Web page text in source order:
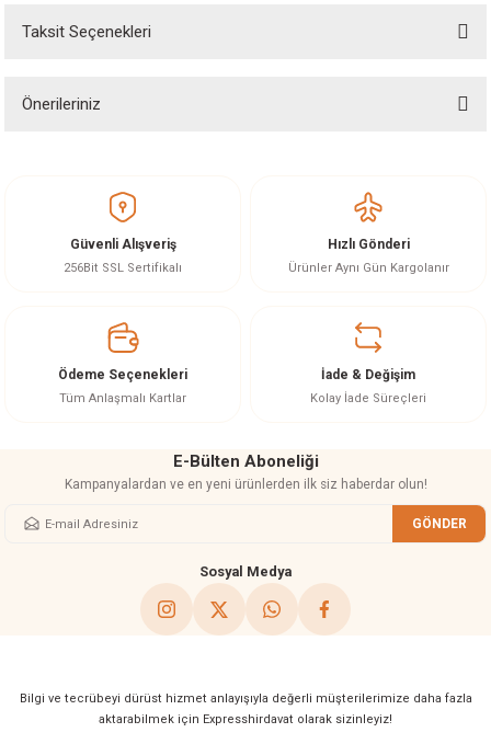
Ürün hakkında henüz soru sorulmamış.
Taksit Seçenekleri
Önerileriniz
Görüş ve önerileriniz için teşekkür ederiz.
Ürün resmi kalitesiz, bozuk veya görüntülenemiyor.
Ürün bilgilerinde hatalar bulunuyor.
Bu ürüne benzer farklı alternatifler olmalı.
Güvenli Alışveriş
256Bit SSL Sertifikalı
Hızlı Gönderi
Ürünler Aynı Gün Kargolanır
Ödeme Seçenekleri
Tüm Anlaşmalı Kartlar
İade & Değişim
Kolay İade Süreçleri
E-Bülten Aboneliği
Kampanyalardan ve en yeni ürünlerden ilk siz haberdar olun!
GÖNDER
Sosyal Medya
Bilgi ve tecrübeyi dürüst hizmet anlayışıyla değerli müşterilerimize daha fazla
aktarabilmek için Expresshirdavat olarak sizinleyiz!